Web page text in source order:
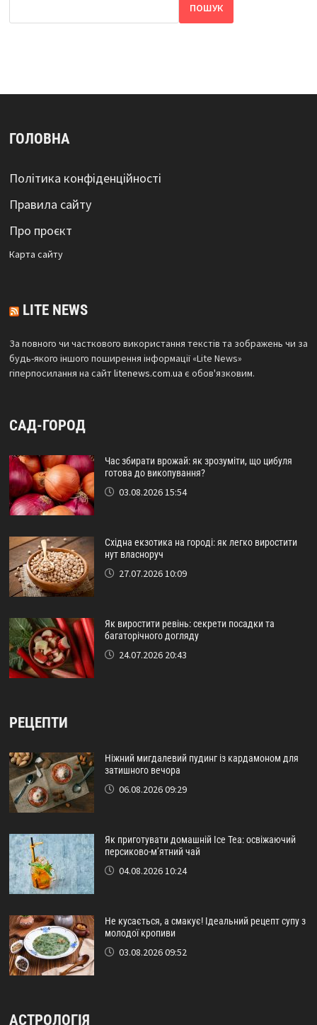
ПОШУК
ГОЛОВНА
Політика конфіденційності
Правила сайту
Про проєкт
Карта сайтy
LITE NEWS
За повного чи часткового використання текстів та зображень чи за
будь-якого іншого поширення інформації «Lite News»
гіперпосилання на сайтlitenews.com.ua є обов'язковим.
САД-ГОРОД
Час збирати врожай: як зрозуміти, що цибуля
готова до викопування?
03.08.2026 15:54
Східна екзотика на городі: як легко виростити
нут власноруч
27.07.2026 10:09
Як виростити ревінь: секрети посадки та
багаторічного догляду
24.07.2026 20:43
РЕЦЕПТИ
Ніжний мигдалевий пудинг із кардамоном для
затишного вечора
06.08.2026 09:29
Як приготувати домашній Ice Tea: освіжаючий
персиково-м’ятний чай
04.08.2026 10:24
Не кусається, а смакує! Ідеальний рецепт супу з
молодої кропиви
03.08.2026 09:52
АСТРОЛОГІЯ